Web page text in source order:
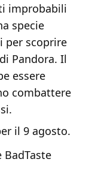
improbabili
specie
per scoprire
Pandora. Il
essere
combattere
il 9 agosto.